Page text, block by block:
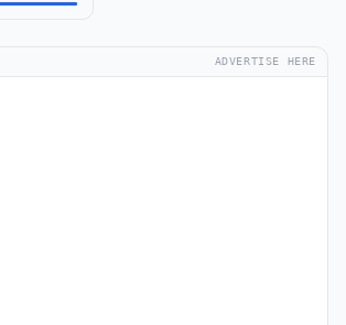
ADVERTISE HERE